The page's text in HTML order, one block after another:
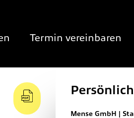
Termin vereinbaren
Mense GmbH |